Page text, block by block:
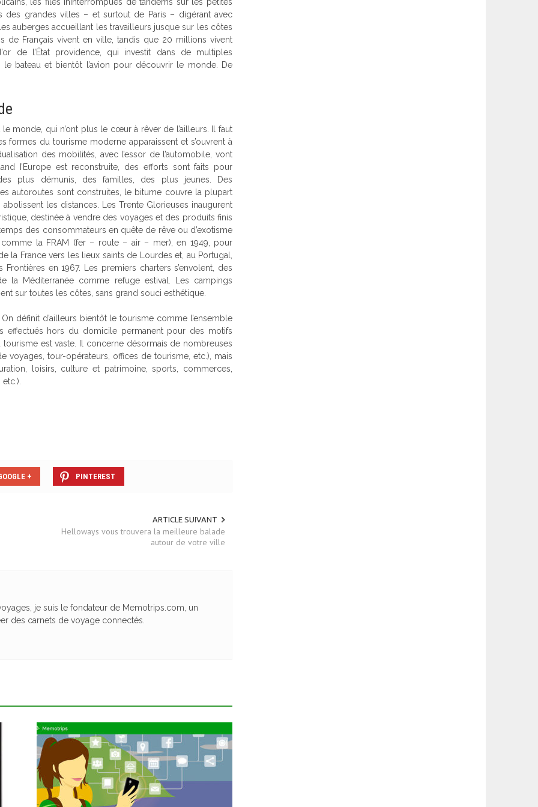
des grandes villes – et surtout de Paris – digérant avec
auberges accueillant les travailleurs jusque sur les côtes
de Français vivent en ville, tandis que 20 millions vivent
de l’État providence, qui investit dans de multiples
bateau et bientôt l’avion pour découvrir le monde. De
monde, qui n’ont plus le cœur à rêver de l’ailleurs. Il faut
formes du tourisme moderne apparaissent et s’ouvrent à
des mobilités, avec l’essor de l’automobile, vont
I’Europe est reconstruite, des efforts sont faits pour
plus démunis, des familles, des plus jeunes. Des
autoroutes sont construites, le bitume couvre la plupart
les distances. Les Trente Glorieuses inaugurent
destinée à vendre des voyages et des produits finis
des consommateurs en quête de rêve ou d’exotisme
la FRAM (fer – route – air – mer), en 1949, pour
la France vers les lieux saints de Lourdes et, au Portugal,
en 1967. Les premiers charters s’envolent, des
la Méditerranée comme refuge estival. Les campings
sur toutes les côtes, sans grand souci esthétique.
définit d’ailleurs bientôt le tourisme comme l’ensemble
effectués hors du domicile permanent pour des motifs
tourisme est vaste. Il concerne désormais de nombreuses
voyages, tour-opérateurs, offices de tourisme, etc.), mais
loisirs, culture et patrimoine, sports, commerces,
+ PINTEREST
ARTICLE SUIVANT
Helloways vous trouvera la meilleure balade
autour de votre ville
je suis le fondateur de Memotrips.com, un
des carnets de voyage connectés.